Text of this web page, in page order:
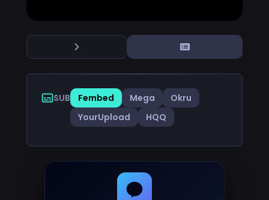
SUB Fembed Mega
Okru
YourUpload
HQQ